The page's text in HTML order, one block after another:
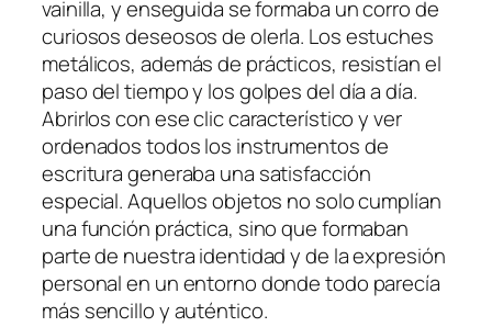
vainilla, y enseguida se formaba un corro de
curiosos deseosos de olerla. Los estuches
metálicos, además de prácticos, resistían el
paso del tiempo y los golpes del día a día.
Abrirlos con ese clic característico y ver
ordenados todos los instrumentos de
escritura generaba una satisfacción
especial. Aquellos objetos no solo cumplían
una función práctica, sino que formaban
parte de nuestra identidad y de la expresión
personal en un entorno donde todo parecía
más sencillo y auténtico.